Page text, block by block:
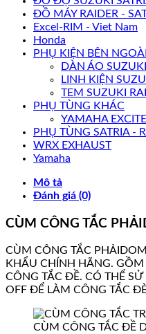
ĐỒ MÁY RAIDER -
Excel-RIM - Viet Nam
Honda
PHỤ KIỆN BÊN
DÀN ÁO
LINH KIỆN
TEM SUZUKI
PHỤ TÙNG KHÁC
YAMAHA
PHỤ TÙNG SATRIA -
WRX EXHAUST
Yamaha
Mô tả
Đánh giá (0)
CÙM CÔNG TẮC
CÙM CÔNG TẮC
KHẨU CHÍNH HÃNG.
CÔNG TẮC ĐỀ. CÓ THỂ
OFF ĐỂ LÀM CÔNG TẮC
CÙM CÔNG TẮC ĐỀ